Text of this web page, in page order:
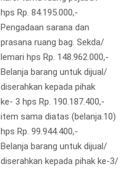
hps Rp. 84.195.000,-
Pengadaan sarana dan
prasana ruang bag. Sekda/
lemari hps Rp. 148.962.000,-
Belanja barang untuk dijual/
diserahkan kepada pihak
ke- 3 hps Rp. 190.187.400,-
item sama diatas (belanja.10)
hps Rp. 99.944.400,-
Belanja barang untuk dijual/
diserahkan kepada pihak ke-3/